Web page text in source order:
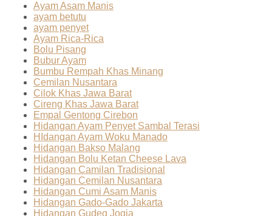
Ayam Asam Manis
ayam betutu
ayam penyet
Ayam Rica-Rica
Bolu Pisang
Bubur Ayam
Bumbu Rempah Khas Minang
Cemilan Nusantara
Cilok Khas Jawa Barat
Cireng Khas Jawa Barat
Empal Gentong Cirebon
Hidangan Ayam Penyet Sambal Terasi
HIdangan Ayam Woku Manado
Hidangan Bakso Malang
Hidangan Bolu Ketan Cheese Lava
Hidangan Camilan Tradisional
Hidangan Cemilan Nusantara
Hidangan Cumi Asam Manis
Hidangan Gado-Gado Jakarta
Hidangan Gudeg Jogja